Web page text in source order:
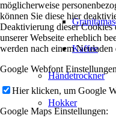
Kaffee
Händetrockner
Hokker
möglicherweise
können Sie diese hier
Deaktivierung dieser Cookies
unserer Webseite erheblich
werden nach einem
Google Webfont
Hier klicken, um Google
Google Maps Einstellungen: